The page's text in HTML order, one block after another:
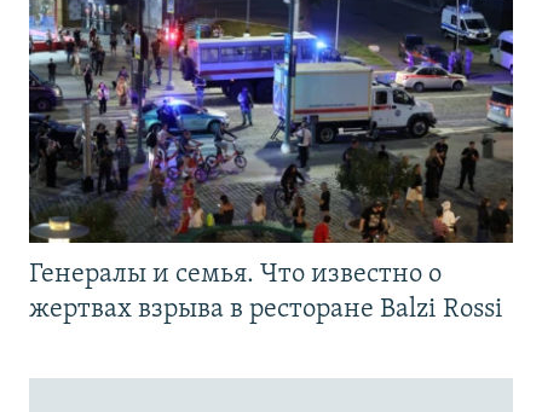
Генералы и семья. Что известно о
жертвах взрыва в ресторане Balzi Rossi